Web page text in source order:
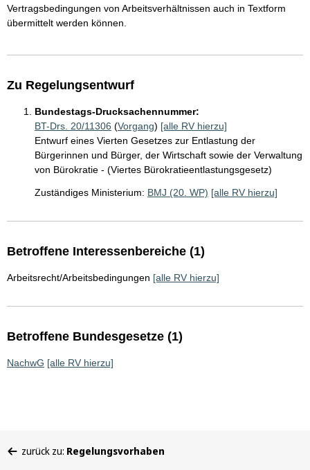
Vertragsbedingungen von Arbeitsverhältnissen auch in Textform
übermittelt werden können.
Zu Regelungsentwurf
Bundestags-Drucksachennummer:
BT-Drs. 20/11306 (Vorgang) [alle RV hierzu]
Entwurf eines Vierten Gesetzes zur Entlastung der
Bürgerinnen und Bürger, der Wirtschaft sowie der Verwaltung
von Bürokratie - (Viertes Bürokratieentlastungsgesetz)
Zuständiges Ministerium: BMJ (20. WP) [alle RV hierzu]
Betroffene Interessenbereiche (1)
Arbeitsrecht/Arbeitsbedingungen [alle RV hierzu]
Betroffene Bundesgesetze (1)
NachwG [alle RV hierzu]
befinden
zurück zu: Regelungsvorhaben